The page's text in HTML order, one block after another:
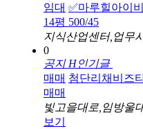
임대 ✅마루힐아이
14평 500/45
지식산업센터,업무
0
공지 H인기글
매매 첨단리채비즈
매매
빛고을대로,임방울
보기